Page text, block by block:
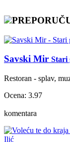
Savski Mir Stari
Restoran - splav,
Ocena: 3.97
komentara